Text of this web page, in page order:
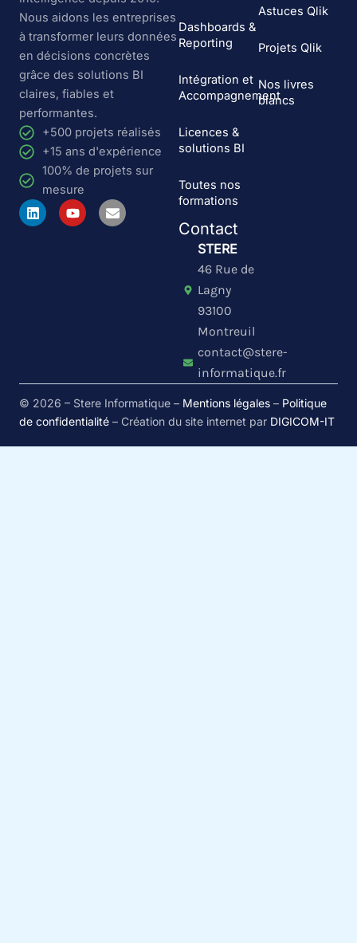
Nous aidons les entreprises
à transformer leurs données
en décisions concrètes
grâce des solutions BI
claires, fiables et
performantes.
+500 projets réalisés
+15 ans d'expérience
100% de projets sur
mesure
L
i
Y
o
E
n
Dashboards &
Reporting
Intégration et
Accompagnement
Licences &
solutions BI
Toutes nos
formations
Astuces Qlik
Projets Qlik
Nos livres
blancs
Contact
STERE
46 Rue de
Lagny
93100
Montreuil
contact@stere-
informatique.fr
© 2026 – Stere Informatique – Mentions légales – Politique
de confidentialité – Création du site internet par DIGICOM-IT